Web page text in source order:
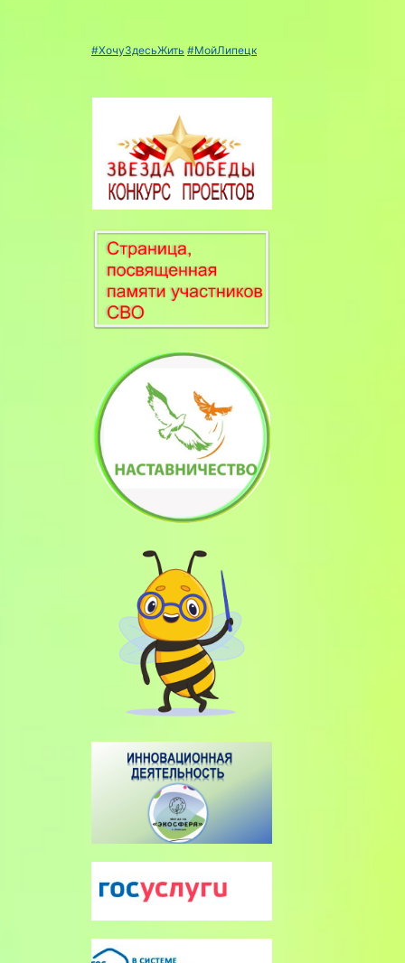
#ХочуЗдесьЖить #МойЛипецк